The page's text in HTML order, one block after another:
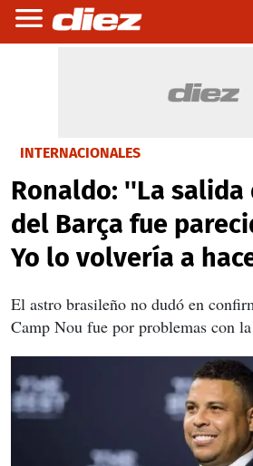
INTERNACIONALES
Ronaldo: ''La salida
del Barça fue
Yo lo volvería a
El astro brasileño no dudó en
Camp Nou fue por problemas con